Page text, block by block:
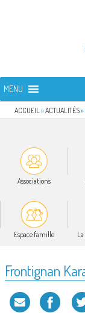
MENU
ACCUEIL »ACTUALITÉS»
Associations
Espace famille
Frontignan